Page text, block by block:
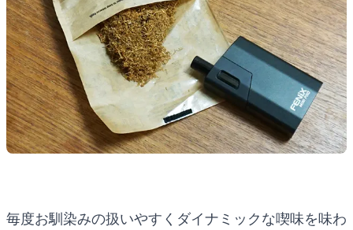
毎度お馴染みの扱いやすくダイナミックな喫味を味わ